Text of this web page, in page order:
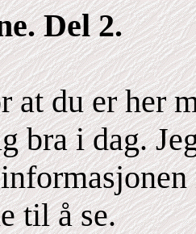
Del 2.
at du er her
bra i dag.
til å se.